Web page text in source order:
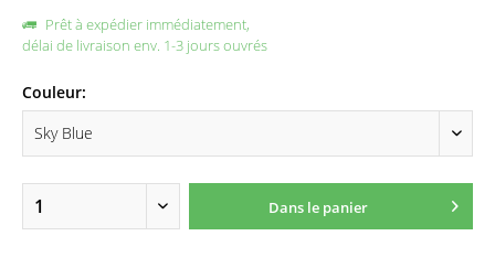
Prêt à expédier immédiatement,
délai de livraison env. 1-3 jours ouvrés
Couleur:
Dans le panier